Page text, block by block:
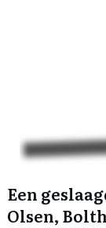
Een
Olsen,